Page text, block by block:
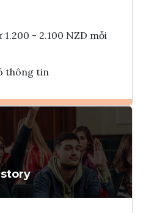
1.200 - 2.100 NZD mỗi
thông tin
Ghi danh
Tham vấn Interlink